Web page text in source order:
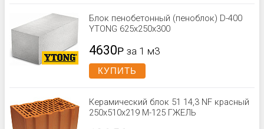
Блок пенобетонный (пеноблок) D-400
YTONG 625х250х300
4630Р за 1 м3
КУПИТЬ
Керамический блок 51 14,3 NF красный
250x510x219 М-125 ГЖЕЛЬ